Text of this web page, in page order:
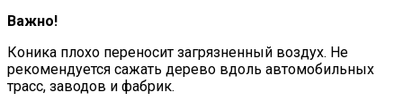
Важно!
Коника плохо переносит загрязненный воздух. Не
рекомендуется сажать дерево вдоль автомобильных
трасс, заводов и фабрик.